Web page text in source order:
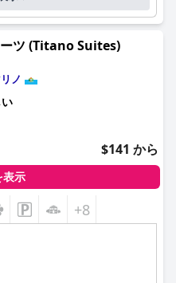
で楽しい滞在をお探しの方に
ツ (Titano Suites)
ノ
$141 から
表示
+8